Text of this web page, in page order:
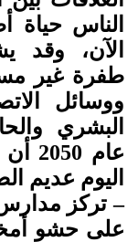
الناس حياة
الآن، وقد
طفرة غير
ووسائل
البشري
اليوم عديم
– تركز
على حشو